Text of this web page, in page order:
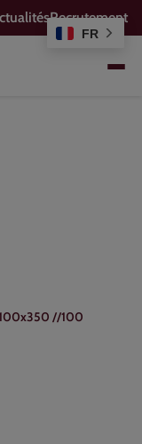
FR
Recrutement
//100